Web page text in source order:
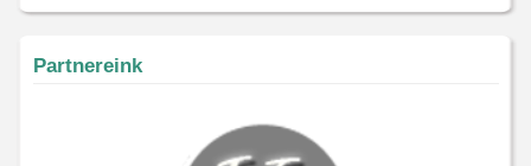
Partnereink